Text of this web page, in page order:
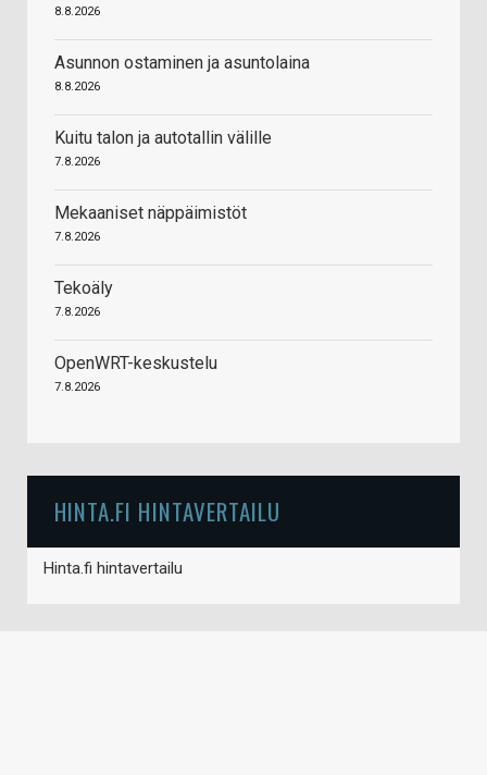
8.8.2026
Asunnon ostaminen ja asuntolaina
8.8.2026
Kuitu talon ja autotallin välille
7.8.2026
Mekaaniset näppäimistöt
7.8.2026
Tekoäly
7.8.2026
OpenWRT-keskustelu
7.8.2026
HINTA.FI HINTAVERTAILU
Hinta.fi hintavertailu